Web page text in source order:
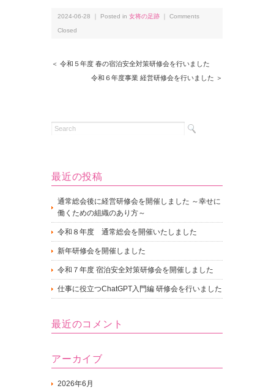
2024-06-28 ｜ Posted in 女将の足跡 Comments
Closed
＜ 令和５年度 春の宿泊安全対策研修会を行いました
令和６年度事業 経営研修会を行いました ＞
最近の投稿
通常総会後に経営研修会を開催しました ～幸せに
働くための組織のあり方～
令和８年度 通常総会を開催いたしました
新年研修会を開催しました
令和７年度 宿泊安全対策研修会を開催しました
仕事に役立つChatGPT入門編 研修会を行いました
最近のコメント
アーカイブ
2026年6月